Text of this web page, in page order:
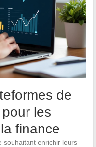
de
les
finance
souhaitant enrichir leurs